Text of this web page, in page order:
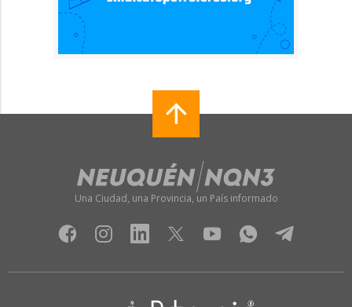
Una Ciudad, una Provincia, un País informado